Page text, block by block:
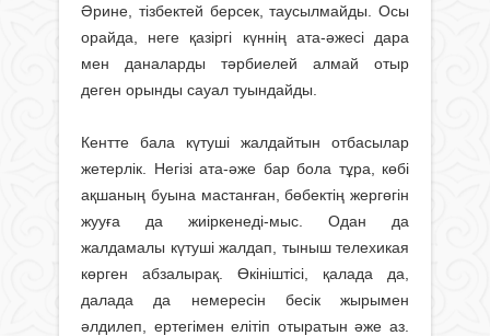
Әрине, тізбектей берсек, таусылмайды. Осы
орайда, неге қазіргі күннің ата-әжесі дара
мен даналарды тәрбиелей алмай отыр
деген орынды сауал туындайды.
Кентте бала күтуші жалдайтын отбасылар
жетерлік. Негізі ата-әже бар бола тұра, көбі
ақшаның буына мастанған, бөбектің жергөгін
жууға да жиіркенеді-мыс. Одан да
жалдамалы күтуші жалдап, тыныш телехикая
көрген абзалырақ. Өкініштісі, қалада да,
далада да немересін бесік жырымен
әлдилеп, ертегімен елітіп отыратын әже аз.